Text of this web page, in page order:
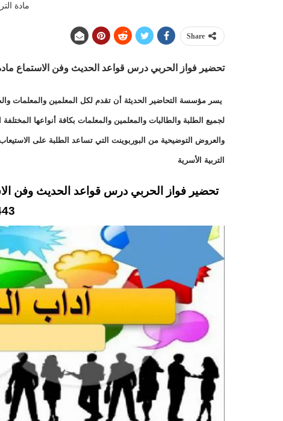
مادة
Share
تحضير فواز الحربي درس قواعد الحديث وفن الاستماع
يسر مؤسسة التحاضير الحديثة أن تقدم لكل المعلمين والمعلمات
لجميع الطلبة والطالبات والمعلمين والمعلمات بكافة أنواعها
والعروض التوضيحية من البوربوينت التي تساعد الطلبة على
التربية الأسرية
تحضير فواز الحربي درس قواعد الحديث وفن